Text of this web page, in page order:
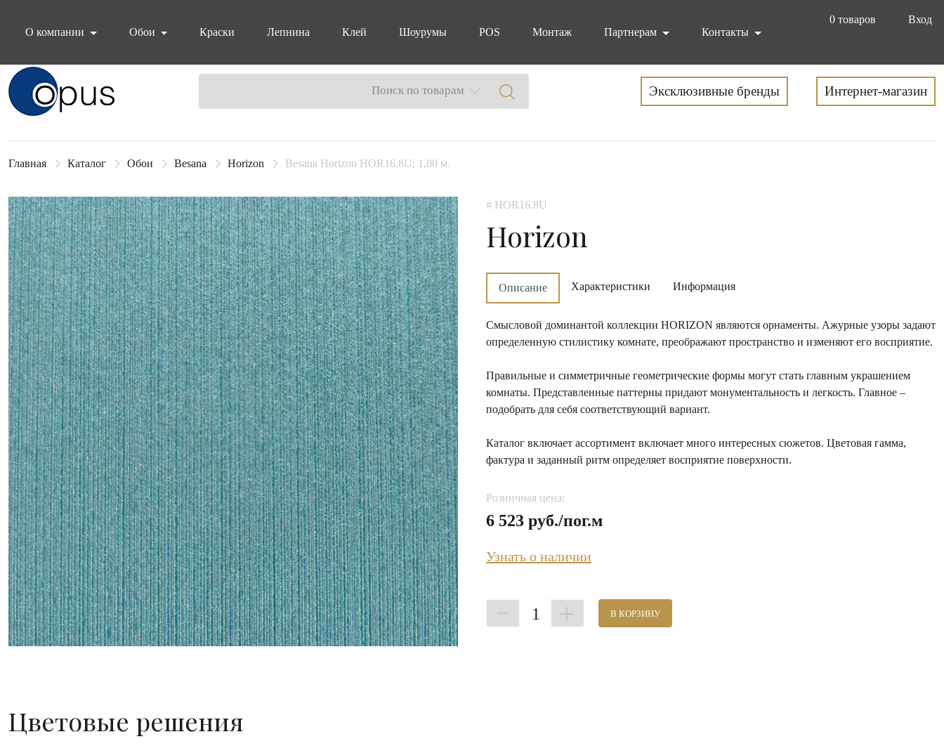
0 товаров
Вход
О компании
Обои Краски Лепнина Клей Шоурумы POS Монтаж Партнерам Контакты
Блок поиска Поиск по товарам Эксклюзивные бренды Интернет-магазин
Главная Каталог Обои Besana Horizon Besana Horizon HOR16.8U; 1,00 м.
# HOR16.8U
Horizon
Описание Характеристики Информация
Смысловой доминантой коллекции HORIZON являются орнаменты. Ажурные узоры задают
определенную стилистику комнате, преображают пространство и изменяют его восприятие.
Правильные и симметричные геометрические формы могут стать главным украшением
комнаты. Представленные паттерны придают монументальность и легкость. Главное –
подобрать для себя соответствующий вариант.
Каталог включает ассортимент включает много интересных сюжетов. Цветовая гамма,
фактура и заданный ритм определяет восприятие поверхности.
Розничная цена:
6 523 руб./пог.м
Узнать о наличии
1 В КОРЗИНУ
Цветовые решения